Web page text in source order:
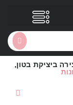
ביציקת בטון,